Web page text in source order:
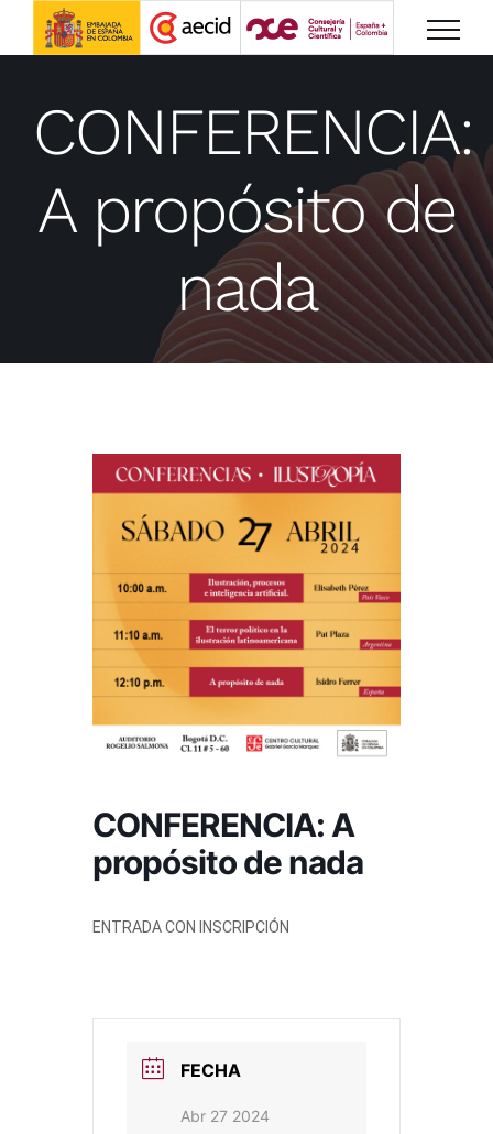
Saltar
CONFERENCIA:
A propósito de
nada
CONFERENCIA: A
propósito de nada
ENTRADA CON INSCRIPCIÓN
FECHA
Abr 27 2024